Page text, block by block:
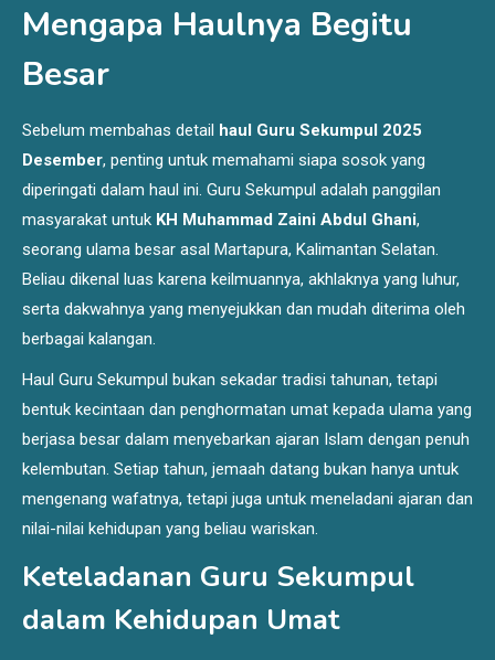
Mengapa Haulnya Begitu
Besar
Sebelum membahas detail haul Guru Sekumpul 2025
Desember, penting untuk memahami siapa sosok yang
diperingati dalam haul ini. Guru Sekumpul adalah panggilan
masyarakat untuk KH Muhammad Zaini Abdul Ghani,
seorang ulama besar asal Martapura, Kalimantan Selatan.
Beliau dikenal luas karena keilmuannya, akhlaknya yang luhur,
serta dakwahnya yang menyejukkan dan mudah diterima oleh
berbagai kalangan.
Haul Guru Sekumpul bukan sekadar tradisi tahunan, tetapi
bentuk kecintaan dan penghormatan umat kepada ulama yang
berjasa besar dalam menyebarkan ajaran Islam dengan penuh
kelembutan. Setiap tahun, jemaah datang bukan hanya untuk
mengenang wafatnya, tetapi juga untuk meneladani ajaran dan
nilai-nilai kehidupan yang beliau wariskan.
Keteladanan Guru Sekumpul
dalam Kehidupan Umat